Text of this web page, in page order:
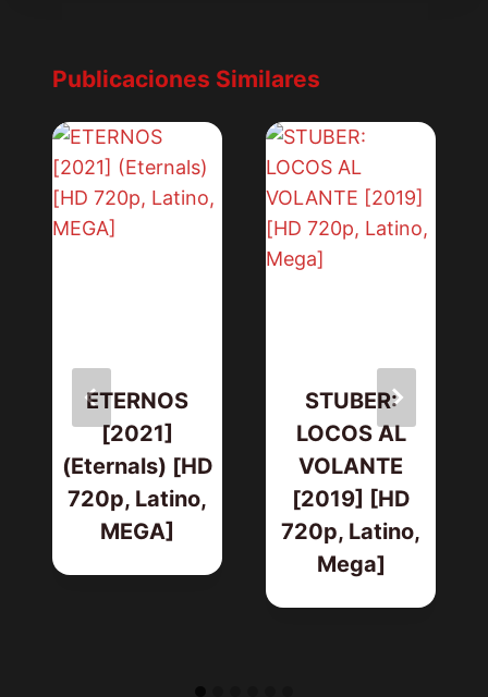
Publicaciones Similares
ETERNOS
[2021]
(Eternals) [HD
720p, Latino,
MEGA]
STUBER:
LOCOS AL
VOLANTE
[2019] [HD
720p, Latino,
Mega]